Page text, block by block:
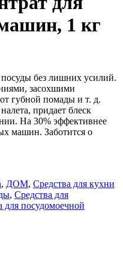
1 кг
посуды без лишних усилий.
засохшими
губной помады и т. д.
придает блеск
На 30% эффективнее
машин. Заботится о
, ДОМ, Средства для кухни
, Средства для
для посудомоечной